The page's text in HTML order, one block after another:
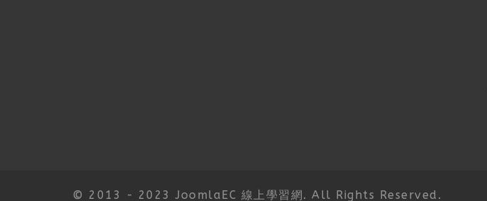
© 2013 - 2023 JoomlaEC 線上學習網. All Rights Reserved.